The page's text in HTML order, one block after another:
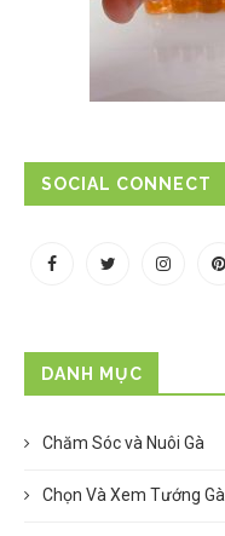
SOCIAL CONNECT
DANH MỤC
Chăm Sóc và Nuôi Gà
Chọn Và Xem Tướng Gà